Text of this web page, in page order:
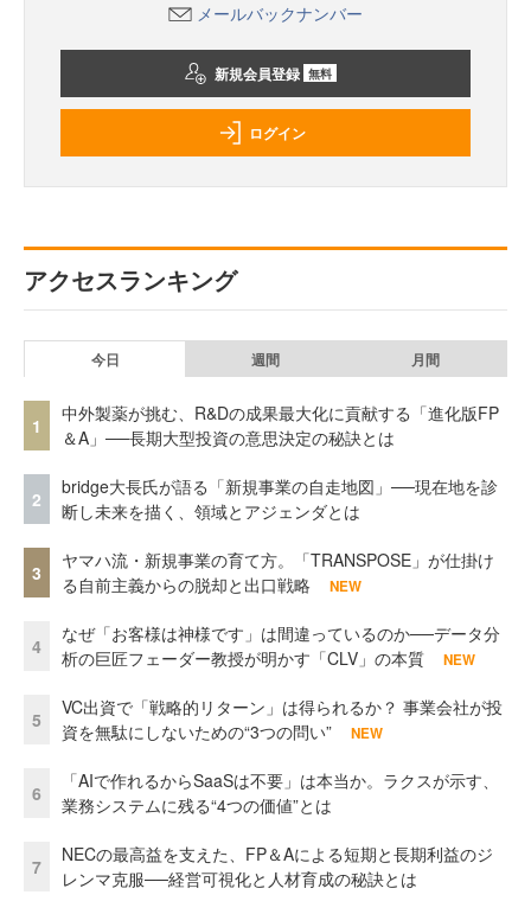
メールバックナンバー
新規会員登録 無料
ログイン
アクセスランキング
今日 週間 月間
1
中外製薬が挑む、R&Dの成果最大化に貢献する「進化版FP
＆A」──長期大型投資の意思決定の秘訣とは
2
bridge大長氏が語る「新規事業の自走地図」──現在地を診
断し未来を描く、領域とアジェンダとは
3
ヤマハ流・新規事業の育て方。「TRANSPOSE」が仕掛け
る自前主義からの脱却と出口戦略
NEW
4
なぜ「お客様は神様です」は間違っているのか──データ分
析の巨匠フェーダー教授が明かす「CLV」の本質
NEW
5
VC出資で「戦略的リターン」は得られるか？ 事業会社が投
資を無駄にしないための“3つの問い”
NEW
6
「AIで作れるからSaaSは不要」は本当か。ラクスが示す、
業務システムに残る“4つの価値”とは
7
NECの最高益を支えた、FP＆Aによる短期と長期利益のジ
レンマ克服──経営可視化と人材育成の秘訣とは